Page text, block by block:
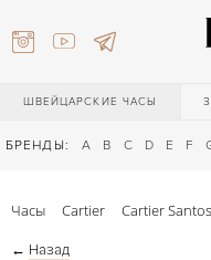
ШВЕЙЦАРСКИЕ ЧАСЫ
БРЕНДЫ: A B C D E F
Часы Cartier Cartier
← Назад